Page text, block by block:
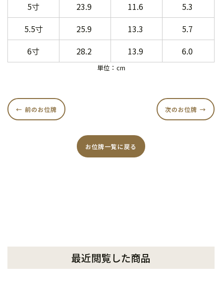
5寸
23.9 11.6
5.3
5.5寸
25.9 13.3
5.7
6寸
28.2 13.9 6.0
単位：cm
前のお位牌 次のお位牌
お位牌一覧に戻る
最近閲覧した商品